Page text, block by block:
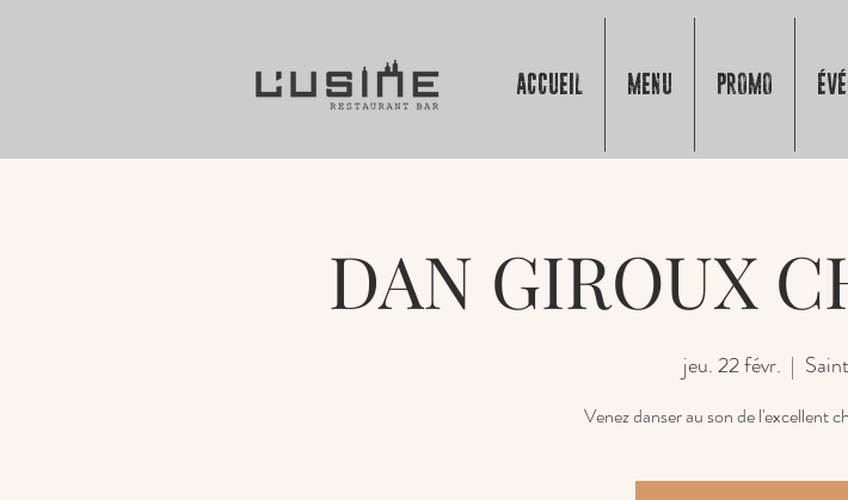
ACCUEIL MENU PROMO
DAN GIROUX
jeu. 22 févr.
  |
Venez danser au son de l'excellent